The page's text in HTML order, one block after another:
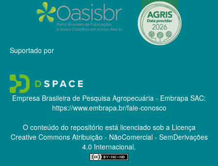
Suportado por
Empresa Brasileira de Pesquisa Agropecuária - Embrapa SAC:
https://www.embrapa.br/fale-conosco
O conteúdo do repositório está licenciado sob a Licença
Creative CommonsAtribuição - NãoComercial - SemDerivações
4.0 Internacional.